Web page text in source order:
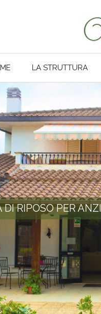
LA STRUTTURA
DI RIPOSO PER